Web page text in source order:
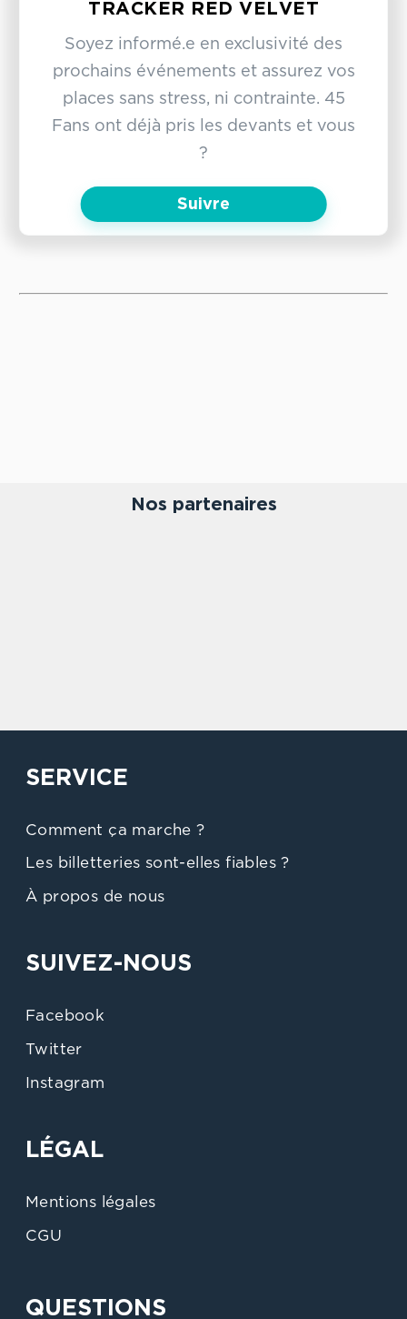
TRACKER RED VELVET
Soyez informé.e en exclusivité des
prochains événements et assurez vos
places sans stress, ni contrainte. 45
Fans ont déjà pris les devants et vous
?
Suivre
Nos partenaires
SERVICE
Comment ça marche ?
Les billetteries sont-elles fiables ?
À propos de nous
SUIVEZ-NOUS
Facebook
Twitter
Instagram
LÉGAL
Mentions légales
CGU
QUESTIONS